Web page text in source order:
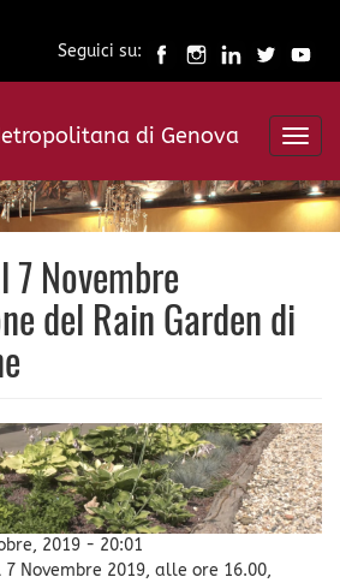
Seguici su:
di Genova
7 Novembre
del Rain Garden di
2019 - 20:01
Novembre 2019, alle ore 16.00,